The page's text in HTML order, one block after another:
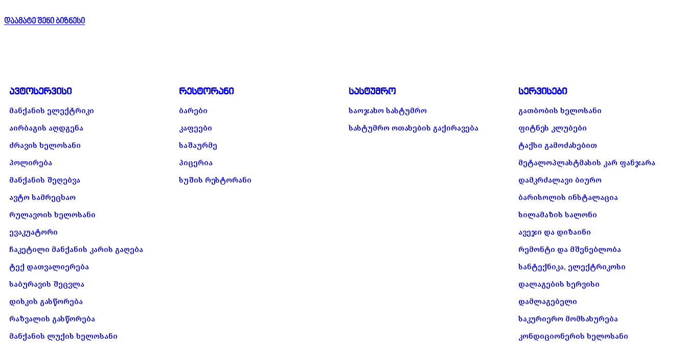
დაამატე შენი ბიზნესი
ავტოსერვისი
მანქანის ელექტრიკი
აირბაგის აღდგენა
ძრავის ხელოსანი
პოლირება
მანქანის შეღებვა
ავტო სამრეცხაო
რულავოის ხელოსანი
ევაკუატორი
ჩაკეტილი მანქანის კარის გაღება
ტექ დათვალიერება
საბურავის შეცვლა
დისკის გასწორება
რაზვალის გასწორება
მანქანის ლუქის ხელოსანი
რესტორანი
ბარები
კაფეები
საშაურმე
პიცერია
სუშის რესტორანი
სასტუმრო
საოჯახო სასტუმრო
სასტუმრო ოთახების გაქირავება
სერვისები
გათბობის ხელოსანი
ფიტნეს კლუბები
ტაქსი გამოძახებით
მეტალოპლასტმასის კარ ფანჯარა
დამკრძალავი ბიურო
ბარისოლის ინსტალაცია
სილამაზის სალონი
ავეჯი და დიზაინი
რემონტი და მშენებლობა
სანტექნიკა, ელექტრიკოსი
დალაგების სერვისი
დამლაგებელი
საკურიერო მომსახურება
კონდიციონერის ხელოსანი